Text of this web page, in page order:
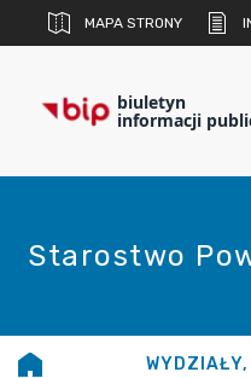
MAPA STRONY
biuletyn
informacji
Starostwo